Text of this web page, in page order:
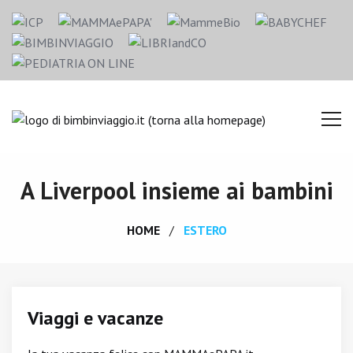
A Liverpool insieme ai bambini
HOME ESTERO
Viaggi e vacanze